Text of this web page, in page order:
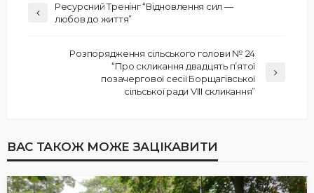
Ресурсний Тренінг “Відновлення сил —
любов до життя”
Розпорядження сільського голови № 24
“Про скликання двадцять п’ятої
позачергової сесії Борщагівської
сільської ради VIII скликання”
ВАС ТАКОЖ МОЖЕ ЗАЦІКАВИТИ